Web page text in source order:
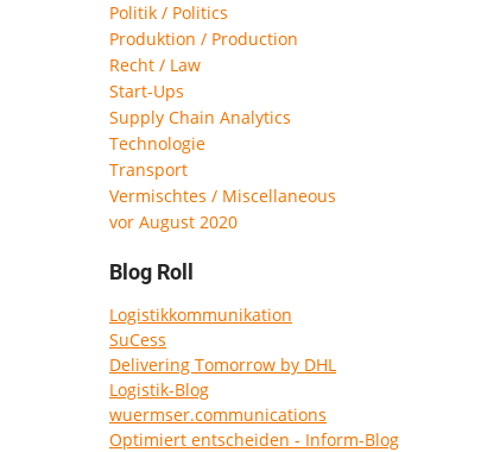
Politik / Politics
Produktion / Production
Recht / Law
Start-Ups
Supply Chain Analytics
Technologie
Transport
Vermischtes / Miscellaneous
vor August 2020
Blog Roll
Logistikkommunikation
SuCess
Delivering Tomorrow by DHL
Logistik-Blog
wuermser.communications
Optimiert entscheiden - Inform-Blog